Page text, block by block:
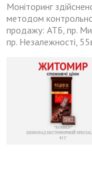
Моніторинг
методом
продажу: АТБ, пр.
пр. Незалежності,